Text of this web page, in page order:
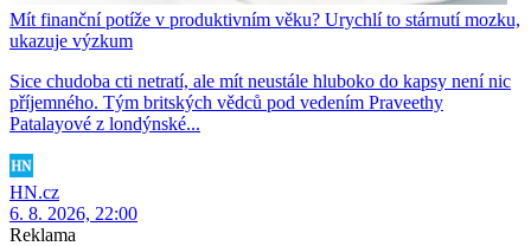
Mít finanční potíže v produktivním věku? Urychlí to stárnutí mozku,
ukazuje výzkum
Sice chudoba cti netratí, ale mít neustále hluboko do kapsy není nic
příjemného. Tým britských vědců pod vedením Praveethy
Patalayové z londýnské...
HN.cz
6. 8. 2026, 22:00
Reklama